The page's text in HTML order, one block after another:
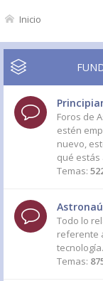
Inicio
Foros de
estén
nuevo,
qué estás
Temas:
Todo lo
referente
Temas: